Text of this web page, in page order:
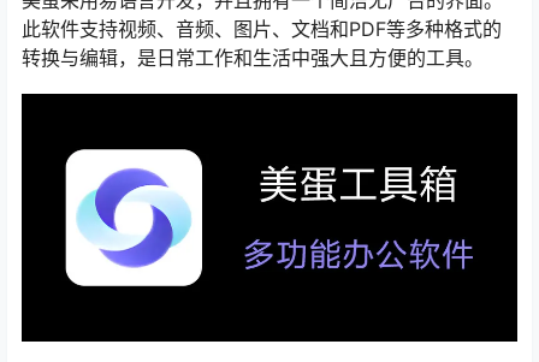
此软件支持视频、音频、图片、文档和PDF等多种格式的
转换与编辑，是日常工作和生活中强大且方便的工具。